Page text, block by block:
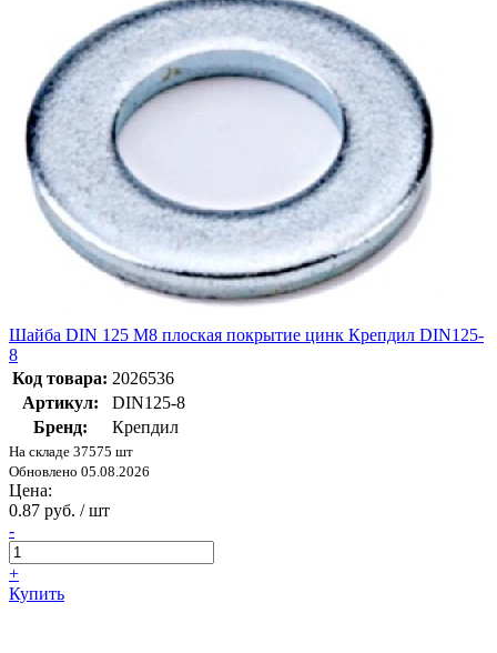
Шайба DIN 125 М8 плоская покрытие цинк Крепдил DIN125-
8
Код товара: 2026536
Артикул:
DIN125-8
Бренд:
Крепдил
На складе 37575 шт
Обновлено 05.08.2026
Цена:
0.87 руб. / шт
-
+
Купить